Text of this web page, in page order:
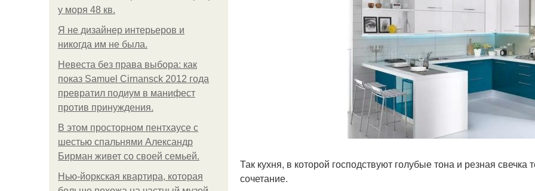
у моря 48 кв.
Я не дизайнер интерьеров и
никогда им не была.
Невеста без права выбора: как
показ Samuel Cirnansck 2012 года
превратил подиум в манифест
против принуждения.
В этом просторном пентхаусе с
шестью спальнями Александр
Бирман живет со своей семьей.
Нью-йоркская квартира, которая
Так кухня, в которой господствуют голубые тона и резная
сочетание.